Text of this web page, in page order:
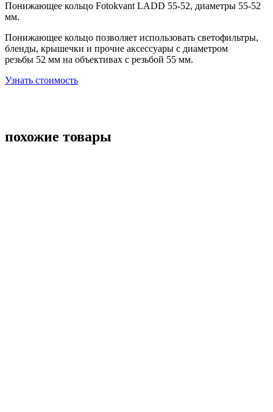
Понижающее кольцо Fotokvant LADD 55-52, диаметры 55-52
мм.
Понижающее кольцо позволяет использовать светофильтры,
бленды, крышечки и прочие аксессуары с диаметром
резьбы 52 мм на объективах с резьбой 55 мм.
Узнать стоимость
похожие товары